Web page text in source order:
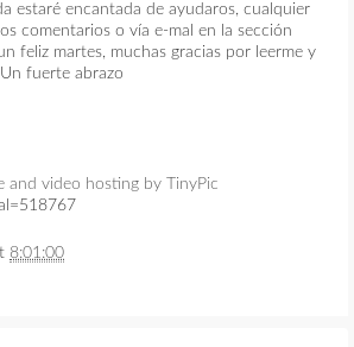
estaré encantada de ayudaros, cualquier
comentarios o vía e-mal en la sección
feliz martes, muchas gracias por leerme y
fuerte abrazo
8:01:00